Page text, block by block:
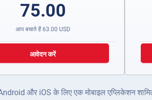
75.00
आप बचाते हैं 63.00 USD
आवेदन करें
Android और iOS के लिए एक मोबाइल एप्लिकेशन